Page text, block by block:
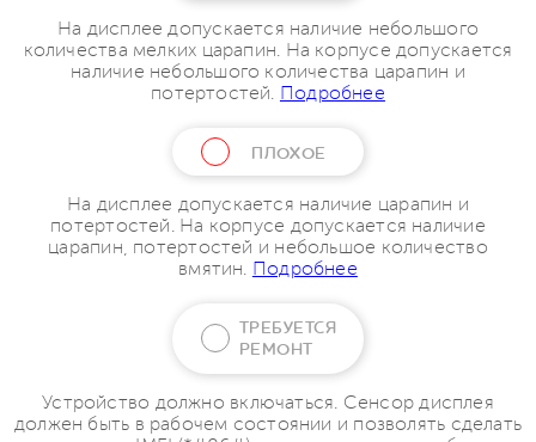
На дисплее допускается наличие небольшого
количества мелких царапин. На корпусе допускается
наличие небольшого количества царапин и
потертостей. Подробнее
ПЛОХОЕ
На дисплее допускается наличие царапин и
потертостей. На корпусе допускается наличие
царапин, потертостей и небольшое количество
вмятин. Подробнее
ТРЕБУЕТСЯ
РЕМОНТ
Устройство должно включаться. Сенсор дисплея
должен быть в рабочем состоянии и позволять сделать